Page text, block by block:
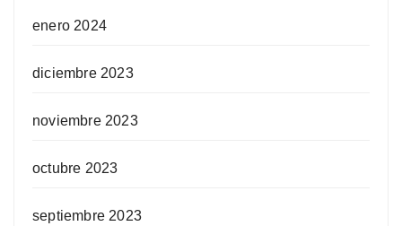
enero 2024
diciembre 2023
noviembre 2023
octubre 2023
septiembre 2023